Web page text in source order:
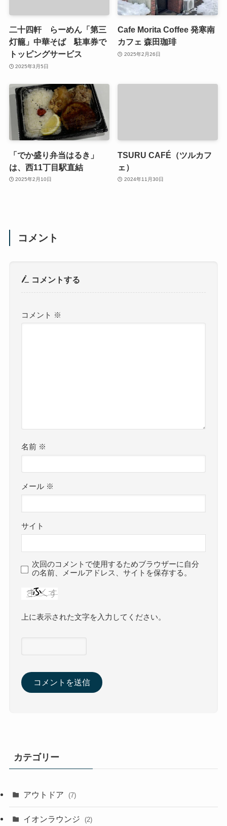
二十四軒 らーめん「第三
灯籠」中華そば 駐車券で
トッピングサービス
2025年3月5日
Cafe Morita Coffee 発寒南
カフェ 森田珈琲
2025年2月26日
「でか盛り弁当はるき」
は、西11丁目駅直結
2025年2月10日
TSURU CAFÉ（ツルカフ
ェ）
2024年11月30日
コメント
コメントする
コメント ※
名前 ※
メール ※
サイト
次回のコメントで使用するためブラウザーに自分
の名前、メールアドレス、サイトを保存する。
上に表示された文字を入力してください。
カテゴリー
アウトドア (7)
イオンラウンジ (2)